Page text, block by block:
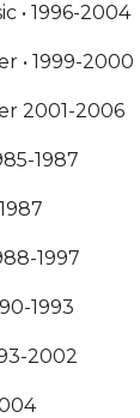
• 1996-2004
• 1999-2000
2001-2006
1987
1987
1997
1993
2002